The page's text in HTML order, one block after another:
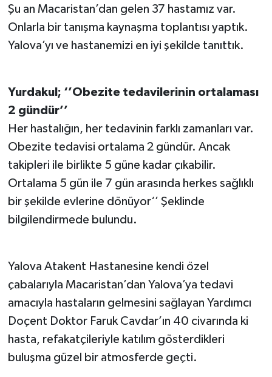
Şu an Macaristan’dan gelen 37 hastamız var.
Onlarla bir tanışma kaynaşma toplantısı yaptık.
Yalova’yı ve hastanemizi en iyi şekilde tanıttık.
Yurdakul; ‘’Obezite tedavilerinin ortalaması
2 gündür’’
Her hastalığın, her tedavinin farklı zamanları var.
Obezite tedavisi ortalama 2 gündür. Ancak
takipleri ile birlikte 5 güne kadar çıkabilir.
Ortalama 5 gün ile 7 gün arasında herkes sağlıklı
bir şekilde evlerine dönüyor‘’ Şeklinde
bilgilendirmede bulundu.
Yalova Atakent Hastanesine kendi özel
çabalarıyla Macaristan’dan Yalova’ya tedavi
amacıyla hastaların gelmesini sağlayan Yardımcı
Doçent Doktor Faruk Cavdar’ın 40 civarında ki
hasta, refakatçileriyle katılım gösterdikleri
buluşma güzel bir atmosferde geçti.